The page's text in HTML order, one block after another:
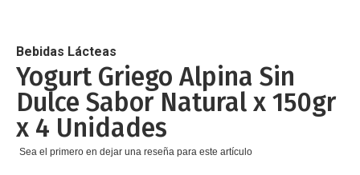
de
la
galería
de
imágenes
Bebidas Lácteas
Yogurt Griego Alpina Sin
Dulce Sabor Natural x 150gr
x 4 Unidades
Sea el primero en dejar una reseña para este artículo